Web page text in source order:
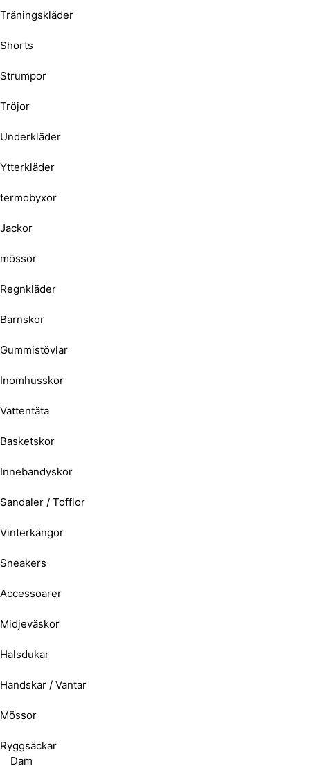
Träningskläder
Shorts
Strumpor
Tröjor
Underkläder
Ytterkläder
termobyxor
Jackor
mössor
Regnkläder
Barnskor
Gummistövlar
Inomhusskor
Vattentäta
Basketskor
Innebandyskor
Sandaler / Tofflor
Vinterkängor
Sneakers
Accessoarer
Midjeväskor
Halsdukar
Handskar / Vantar
Mössor
Ryggsäckar
Dam